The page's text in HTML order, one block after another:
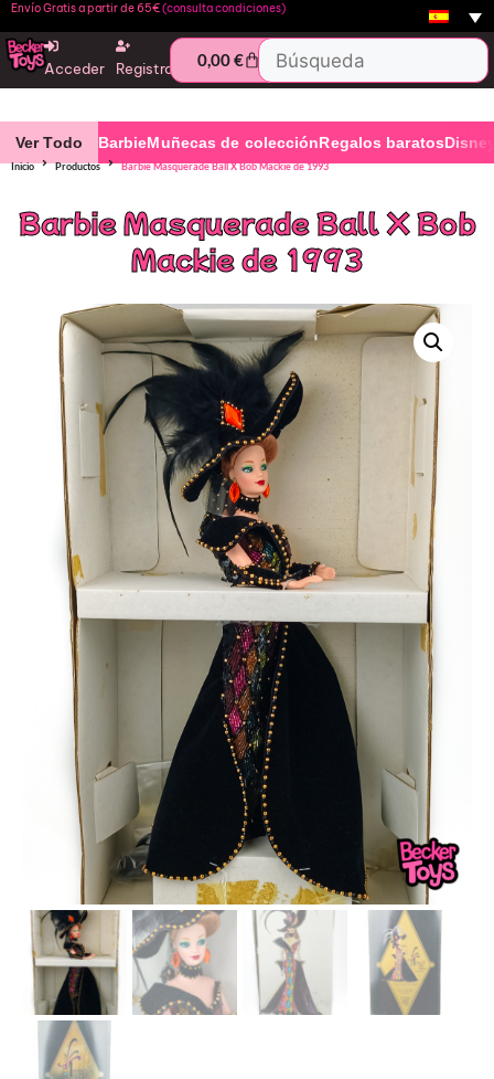
Envío Gratis a partir de 65€(consulta condiciones)
Acceder Registro 0,00€
Ver Todo BarbieMuñecas de colecciónRegalos baratos
Inicio Productos Barbie Masquerade Ball X Bob Mackie de 1993
Barbie Masquerade Ball X Bob
Mackie de 1993